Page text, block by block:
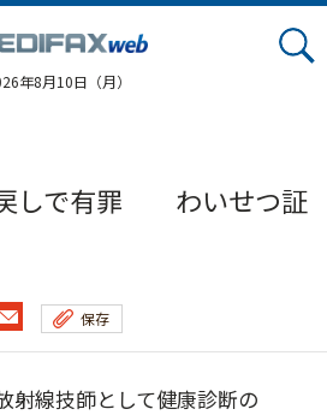
年8月10日（月）
しで有罪 わいせつ証
保存
射線技師として健康診断の